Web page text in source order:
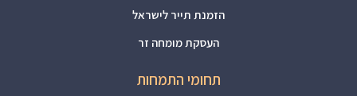
הזמנת תייר לישראל
העסקת מומחה זר
תחומי התמחות